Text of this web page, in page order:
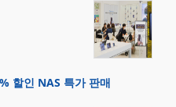
할인 NAS 특가 판매